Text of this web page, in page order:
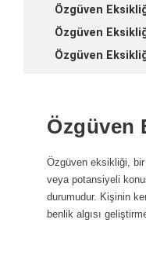
Özgüven
Özgüven Eksikliği
Özgüven
Özgüven
Özgüven eksikliği,
veya potansiyeli
durumudur. Kişinin
benlik algısı